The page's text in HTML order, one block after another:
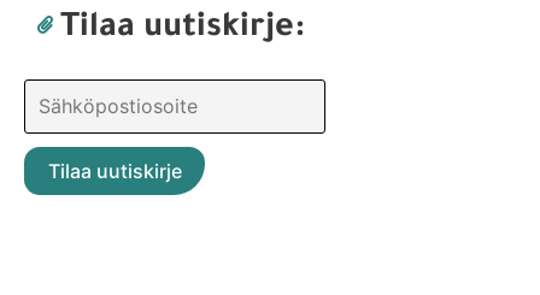
Tilaa uutiskirje: